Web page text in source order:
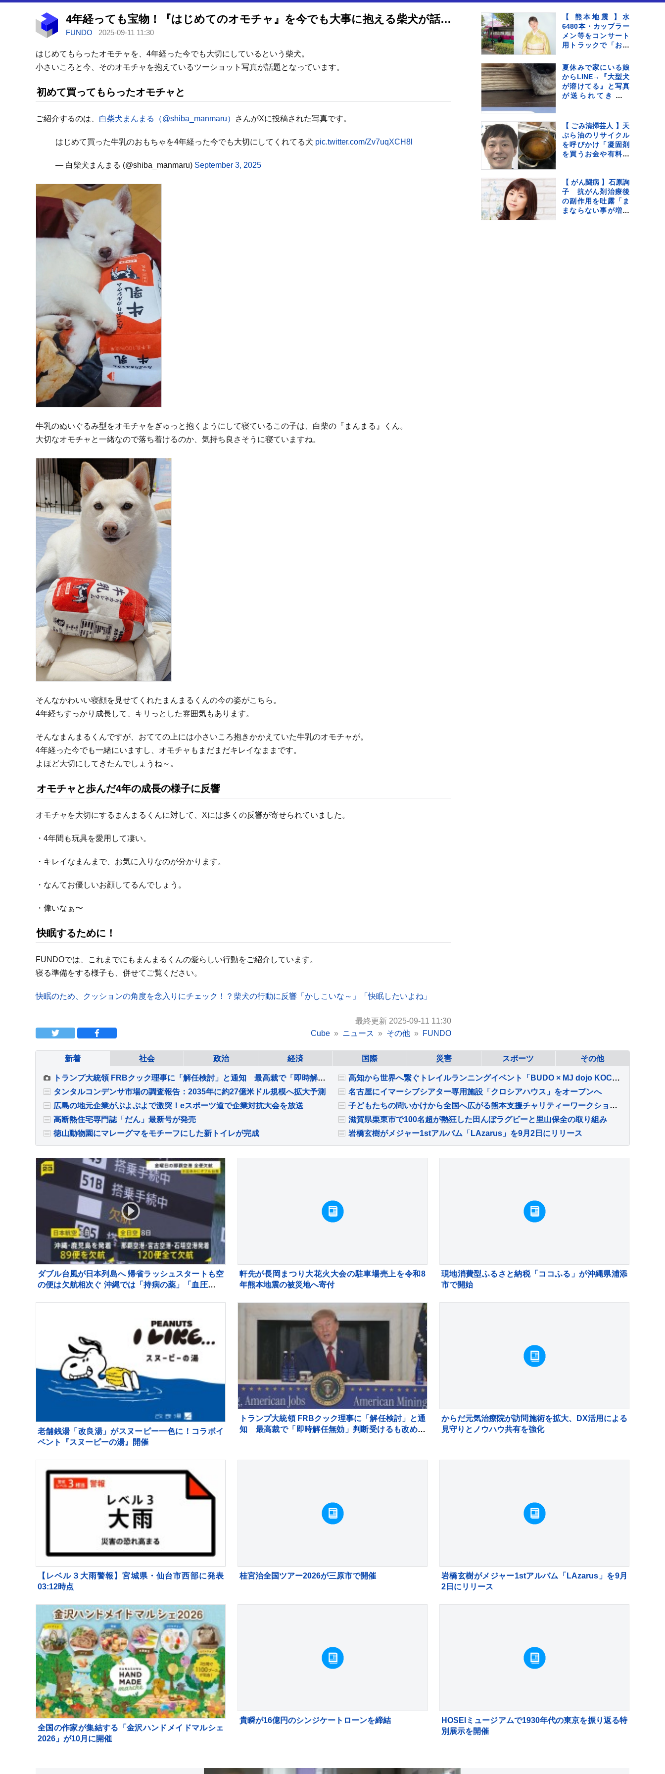
4年経っても宝物！『はじめてのオモチャ』を今でも大事に抱える柴犬が話題に「キレイなまんまで、お気に入りなのが分かります」
FUNDO 2025-09-11 11:30
はじめてもらったオモチャを、4年経った今でも大切にしているという柴犬。
小さいころと今、そのオモチャを抱えているツーショット写真が話題となっています。
初めて買ってもらったオモチャと
ご紹介するのは、 白柴犬まんまる（@shiba_manmaru） さんがXに投稿された写真です。
はじめて買った牛乳のおもちゃを4年経った今でも大切にしてくれてる犬 pic.twitter.com/Zv7uqXCH8l
— 白柴犬まんまる (@shiba_manmaru) September 3, 2025
牛乳のぬいぐるみ型をオモチャをぎゅっと抱くようにして寝ているこの子は、白柴の『まんまる』くん。
大切なオモチャと一緒なので落ち着けるのか、気持ち良さそうに寝ていますね。
そんなかわいい寝顔を見せてくれたまんまるくんの今の姿がこちら。
4年経ちすっかり成長して、キリっとした雰囲気もあります。
そんなまんまるくんですが、おてての上には小さいころ抱きかかえていた牛乳のオモチャが。
4年経った今でも一緒にいますし、オモチャもまだまだキレイなままです。
よほど大切にしてきたんでしょうね～。
オモチャと歩んだ4年の成長の様子に反響
オモチャを大切にするまんまるくんに対して、Xには多くの反響が寄せられていました。
・4年間も玩具を愛用して凄い。
・キレイなまんまで、お気に入りなのが分かります。
・なんてお優しいお顔してるんでしょう。
・偉いなぁ〜
快眠するために！
FUNDOでは、これまでにもまんまるくんの愛らしい行動をご紹介しています。
寝る準備をする様子も、併せてご覧ください。
快眠のため、クッションの角度を念入りにチェック！？柴犬の行動に反響「かしこいな～」「快眠したいよね」
最終更新 2025-09-11 11:30
Cube
ニュース その他 FUNDO
【 熊本地震 】水
6480本・カップラー
メン等をコンサート
用トラックで「お気
付きトラックにため
らいも〝自分のこと
を言ってる場合では
ない〟
夏休みで家にいる娘
からLINE→『大型犬
が溶けてる』と写真
が送られてきてい
ぷたぷで草」「無防
備ｗｗ」
【 ごみ清掃芸人 】天
ぷら油のリサイクル
を呼びかけ「凝固剤
を買うお金や有料袋
にも繋がります
よ！」【マシンガン
ズ滝沢】
【 がん闘病 】石原詢
子 抗がん剤治療後
の副作用を吐露「ま
まならない事が増え
新着 社会 政治 経済 国際 災害 スポーツ その他
トランプ大統領 FRBクック理事に「解任検討」と通知 最高裁で「即時解任無効」判断受けるも改めて解任図る
高知から世界へ繋ぐトレイルランニングイベント「BUDO × MJ dojo KOCHI TRAIL SESSION 2026」開催
タンタルコンデンサ市場の調査報告：2035年に約27億米ドル規模へ拡大予測
名古屋にイマーシブシアター専用施設「クロシアハウス」をオープンへ
広島の地元企業がぷよぷよで激突！eスポーツ道で企業対抗大会を放送
子どもたちの問いかけから全国へ広がる熊本支援チャリティーワークショップ
高断熱住宅専門誌「だん」最新号が発売
滋賀県栗東市で100名超が熱狂した田んぼラグビーと里山保全の取り組み
徳山動物園にマレーグマをモチーフにした新トイレが完成
岩橋玄樹がメジャー1stアルバム「LAzarus」を9月2日にリリース
ダブル台風が日本列島へ 帰省ラッシュスタートも空
の便は欠航相次ぐ 沖縄では「持病の薬」「血圧測定
軒先が長岡まつり大花火大会の駐車場売上を令和8
年熊本地震の被災地へ寄付
現地消費型ふるさと納税「ココふる」が沖縄県浦添
市で開始
老舗銭湯「改良湯」がスヌーピー一色に！コラボイ
ベント『スヌーピーの湯』開催
トランプ大統領 FRBクック理事に「解任検討」と通
知 最高裁で「即時解任無効」判断受けるも改めて
からだ元気治療院が訪問施術を拡大、DX活用による
見守りとノウハウ共有を強化
【レベル３大雨警報】宮城県・仙台市西部に発表
03:12時点
桂宮治全国ツアー2026が三原市で開催
岩橋玄樹がメジャー1stアルバム「LAzarus」を9月
2日にリリース
全国の作家が集結する「金沢ハンドメイドマルシェ
2026」が10月に開催
貴瞬が16億円のシンジケートローンを締結
HOSEIミュージアムで1930年代の東京を振り返る特
別展示を開催